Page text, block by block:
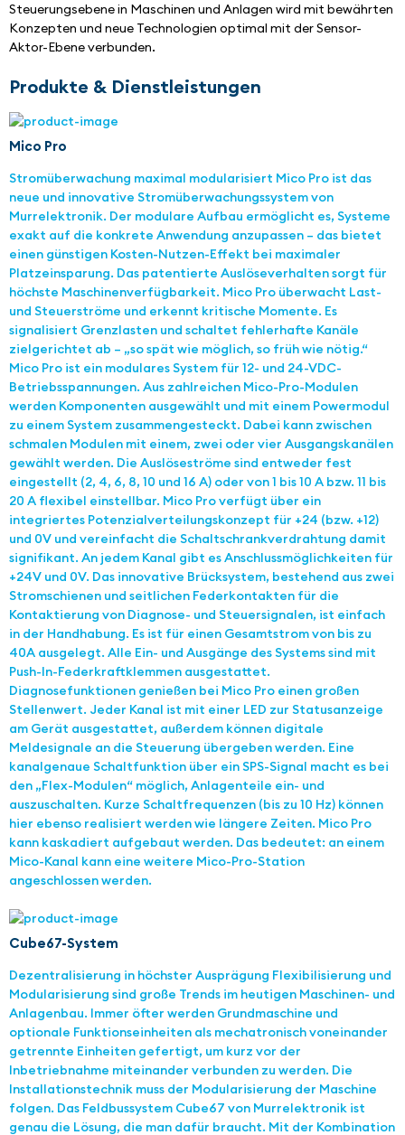
Steuerungsebene in Maschinen und Anlagen wird mit bewährten
Konzepten und neue Technologien optimal mit der Sensor-
Aktor-Ebene verbunden.
Produkte & Dienstleistungen
Mico Pro
Stromüberwachung maximal modularisiert Mico Pro ist das
neue und innovative Stromüberwachungssystem von
Murrelektronik. Der modulare Aufbau ermöglicht es, Systeme
exakt auf die konkrete Anwendung anzupassen – das bietet
einen günstigen Kosten-Nutzen-Effekt bei maximaler
Platzeinsparung. Das patentierte Auslöseverhalten sorgt für
höchste Maschinenverfügbarkeit. Mico Pro überwacht Last-
und Steuerströme und erkennt kritische Momente. Es
signalisiert Grenzlasten und schaltet fehlerhafte Kanäle
zielgerichtet ab – „so spät wie möglich, so früh wie nötig.“
Mico Pro ist ein modulares System für 12- und 24-VDC-
Betriebsspannungen. Aus zahlreichen Mico-Pro-Modulen
werden Komponenten ausgewählt und mit einem Powermodul
zu einem System zusammengesteckt. Dabei kann zwischen
schmalen Modulen mit einem, zwei oder vier Ausgangskanälen
gewählt werden. Die Auslöseströme sind entweder fest
eingestellt (2, 4, 6, 8, 10 und 16 A) oder von 1 bis 10 A bzw. 11 bis
20 A flexibel einstellbar. Mico Pro verfügt über ein
integriertes Potenzialverteilungskonzept für +24 (bzw. +12)
und 0V und vereinfacht die Schaltschrankverdrahtung damit
signifikant. An jedem Kanal gibt es Anschlussmöglichkeiten für
+24V und 0V. Das innovative Brücksystem, bestehend aus zwei
Stromschienen und seitlichen Federkontakten für die
Kontaktierung von Diagnose- und Steuersignalen, ist einfach
in der Handhabung. Es ist für einen Gesamtstrom von bis zu
40A ausgelegt. Alle Ein- und Ausgänge des Systems sind mit
Push-In-Federkraftklemmen ausgestattet.
Diagnosefunktionen genießen bei Mico Pro einen großen
Stellenwert. Jeder Kanal ist mit einer LED zur Statusanzeige
am Gerät ausgestattet, außerdem können digitale
Meldesignale an die Steuerung übergeben werden. Eine
kanalgenaue Schaltfunktion über ein SPS-Signal macht es bei
den „Flex-Modulen“ möglich, Anlagenteile ein- und
auszuschalten. Kurze Schaltfrequenzen (bis zu 10 Hz) können
hier ebenso realisiert werden wie längere Zeiten. Mico Pro
kann kaskadiert aufgebaut werden. Das bedeutet: an einem
Mico-Kanal kann eine weitere Mico-Pro-Station
angeschlossen werden.
Cube67-System
Dezentralisierung in höchster Ausprägung Flexibilisierung und
Modularisierung sind große Trends im heutigen Maschinen- und
Anlagenbau. Immer öfter werden Grundmaschine und
optionale Funktionseinheiten als mechatronisch voneinander
getrennte Einheiten gefertigt, um kurz vor der
Inbetriebnahme miteinander verbunden zu werden. Die
Installationstechnik muss der Modularisierung der Maschine
folgen. Das Feldbussystem Cube67 von Murrelektronik ist
genau die Lösung, die man dafür braucht. Mit der Kombination